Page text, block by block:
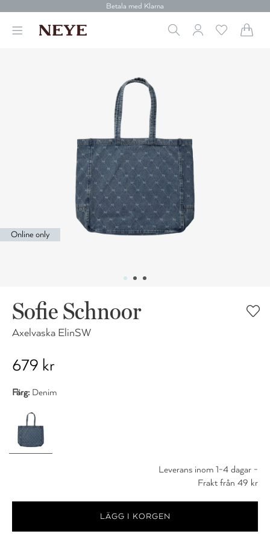
Betala med Klarna
Gratis frakt över 699 kr.
Online only
Sofie Schnoor
Axelvaska ElinSW
679 kr
Färg: Denim
Leverans inom 1-4 dagar -
Frakt från 49 kr